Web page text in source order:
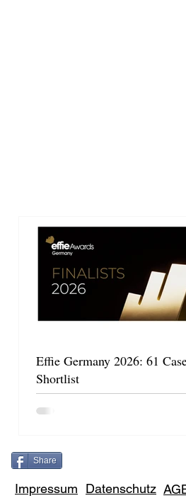
Effie Germany 2026: 61
Shortlist
Share
Impressum Datenschutz